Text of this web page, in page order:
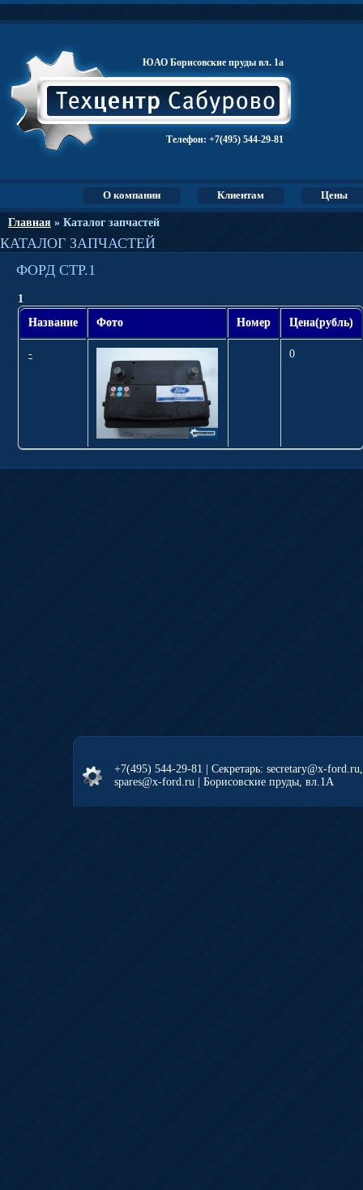
ЮАО Борисовские пруды вл. 1а
Телефон: +7(495) 544-29-81
О компании Клиентам Цены
Главная » Каталог запчастей
КАТАЛОГ ЗАПЧАСТЕЙ
ФОРД СТР.1
1
Название
Фото Номер Цена(рубль)
- 0
+7(495) 544-29-81 | Секретарь: secretary@x-
spares@x-ford.ru | Борисовские пруды, вл.1А